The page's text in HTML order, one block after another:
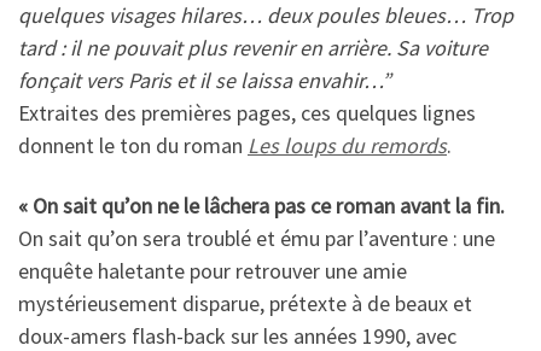
quelques visages hilares… deux poules bleues… Trop
tard : il ne pouvait plus revenir en arrière. Sa voiture
fonçait vers Paris et il se laissa envahir…”
Extraites des premières pages, ces quelques lignes
donnent le ton du roman Les loups du remords.
« On sait qu’on ne le lâchera pas ce roman avant la fin.
On sait qu’on sera troublé et ému par l’aventure : une
enquête haletante pour retrouver une amie
mystérieusement disparue, prétexte à de beaux et
doux-amers flash-back sur les années 1990, avec